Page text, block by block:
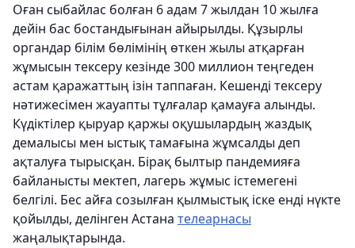
Оған сыбайлас болған 6 адам 7 жылдан 10 жылға
дейін бас бостандығынан айырылды. Құзырлы
органдар білім бөлімінің өткен жылы атқарған
жұмысын тексеру кезінде 300 миллион теңгеден
астам қаражаттың ізін таппаған. Кешенді тексеру
нәтижесімен жауапты тұлғалар қамауға алынды.
Күдіктілер қыруар қаржы оқушылардың жаздық
демалысы мен ыстық тамағына жұмсалды деп
ақталуға тырысқан. Бірақ былтыр пандемияға
байланысты мектеп, лагерь жұмыс істемегені
белгілі. Бес айға созылған қылмыстық іске енді нүкте
қойылды, делінген Астана телеарнасы
жаңалықтарында.